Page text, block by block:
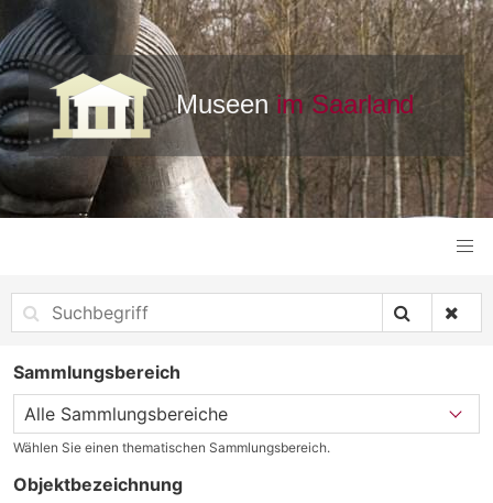
Sammlungsbereich
Wählen Sie einen thematischen Sammlungsbereich.
Objektbezeichnung